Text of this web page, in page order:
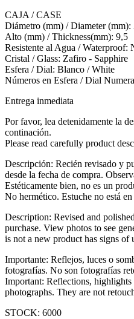
CAJA / CASE
Diámetro (mm) / Diameter (mm):
Alto (mm) / Thickness(mm): 9,5
Resistente al Agua / Waterproof:
Cristal / Glass: Zafiro - Sapphire
Esfera / Dial: Blanco / White
Números en Esfera / Dial
Entrega inmediata
Por favor, lea detenidamente la
continación.
Please read carefully product
Descripción: Recién revisado y
desde la fecha de compra.
Estéticamente bien, no es un
No hermético. Estuche no está en
Description: Revised and
purchase. View photos to see
is not a new product has signs
Importante: Reflejos, luces o
fotografías. No son fotografías
Important: Reflections, highlights
photographs. They are not
STOCK: 6000